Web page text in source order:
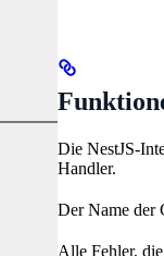
Die NestJS-
Handler.
Der Name der
Alle Fehler,